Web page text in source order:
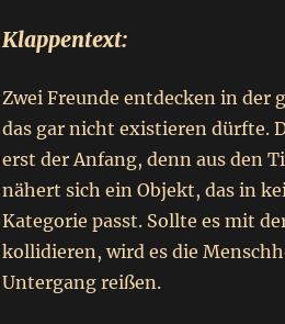
Klappentext:
Zwei Freunde entdecken in der
das gar nicht existieren dürfte.
erst der Anfang, denn aus den
nähert sich ein Objekt, das in
Kategorie passt. Sollte es mit
kollidieren, wird es die
Untergang reißen.